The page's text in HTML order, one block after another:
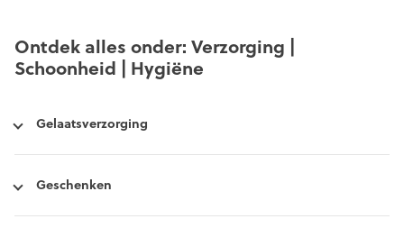
Ontdek alles onder: Verzorging |
Schoonheid | Hygiëne
Gelaatsverzorging
Geschenken